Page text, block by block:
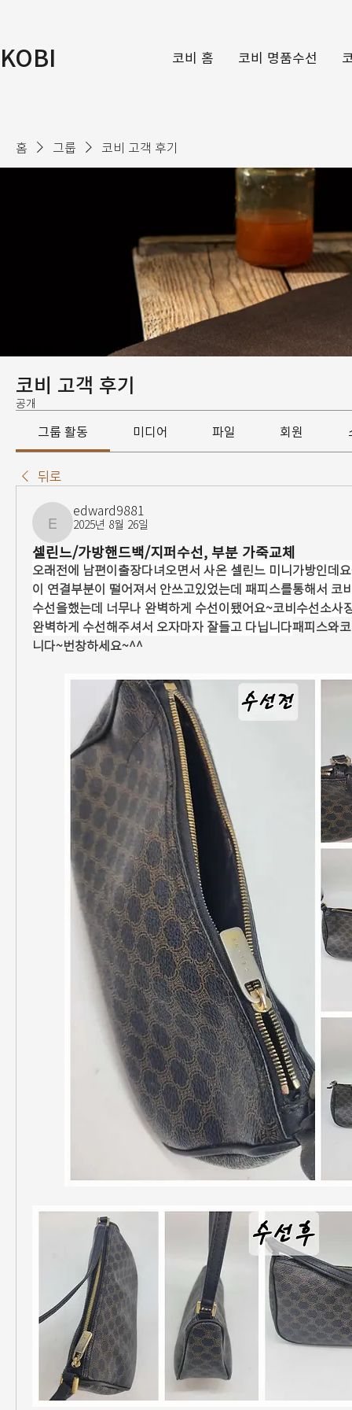
KOBI 코비 홈 코비 명품수선
홈 그룹 코비 고객 후기
코비 고객 후기
공개
그룹 활동 미디어 파일 회원
뒤로
edward9881
edward9881
2025년 8월 26일
셀린느/가방핸드백/지퍼수선, 부분 가죽교체
오래전에 남편이출장다녀오면서 사온 셀린느 미니가방인데
이 연결부분이 떨어져서 안쓰고있었는데 패피스를통해서 코
수선을했는데 너무나 완벽하게 수선이됐어요~코비수선소사
완벽하게 수선해주셔서 오자마자 잘들고 다닙니다패피스와
니다~번창하세요~^^